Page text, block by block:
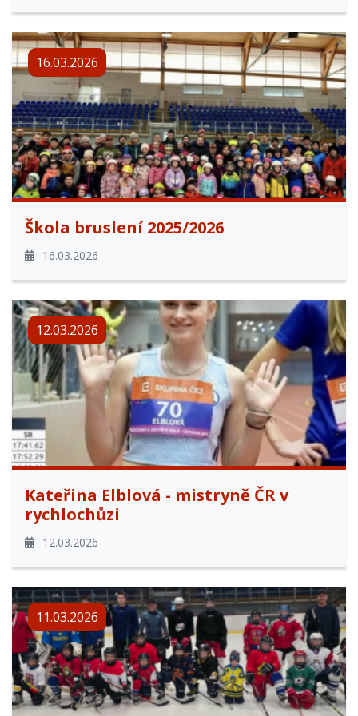
16.03.2026
Škola bruslení 2025/2026
16.03.2026
12.03.2026
Kateřina Elblová - mistryně ČR v
rychlochůzi
12.03.2026
11.03.2026